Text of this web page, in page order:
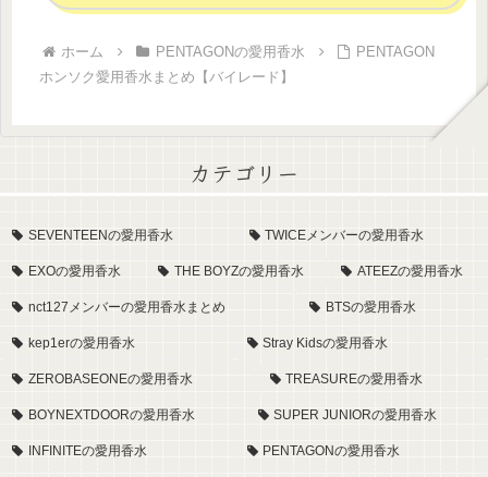
ホーム PENTAGONの愛用香水
PENTAGON
ホンソク愛用香水まとめ【バイレード】
カテゴリー
SEVENTEENの愛用香水 TWICEメンバーの愛用香水
EXOの愛用香水 THE BOYZの愛用香水 ATEEZの愛用香水
nct127メンバーの愛用香水まとめ BTSの愛用香水
kep1erの愛用香水 Stray Kidsの愛用香水
ZEROBASEONEの愛用香水 TREASUREの愛用香水
BOYNEXTDOORの愛用香水 SUPER JUNIORの愛用香水
INFINITEの愛用香水 PENTAGONの愛用香水